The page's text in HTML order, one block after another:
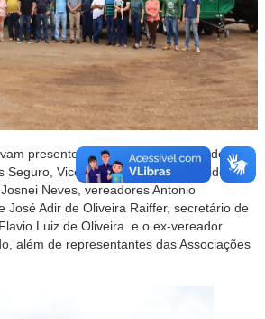
presentes as seguintes autoridades:
Seguro, Vice-prefeito Carlos Schneider,
Neves, vereadores Antonio
José Adir de Oliveira Raiffer, secretário de
Luiz de Oliveira e o ex-vereador
além de representantes das Associações